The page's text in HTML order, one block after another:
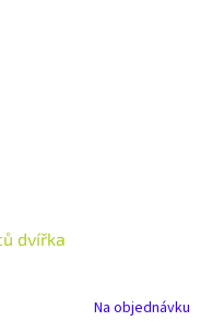
dvířka
Na objednávku